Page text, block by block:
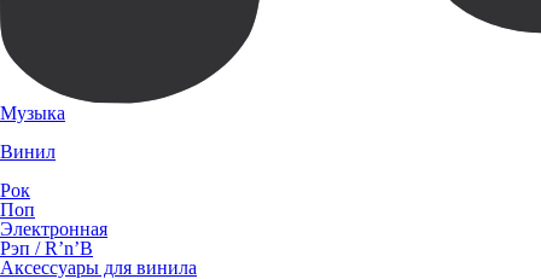
Музыка
Винил
Рок
Поп
Электронная
Рэп / R’n’B
Аксессуары для винила